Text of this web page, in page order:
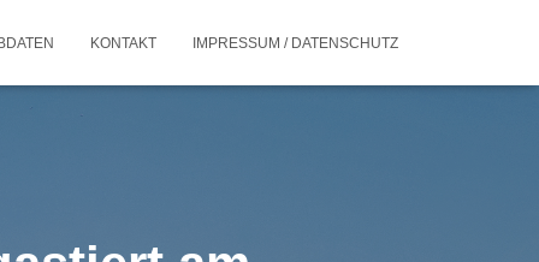
KONTAKT IMPRESSUM / DATENSCHUTZ